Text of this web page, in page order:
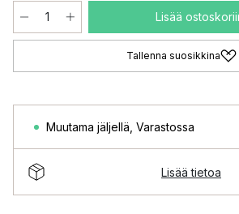
Lisää
Tallenna suosikkina
Muutama jäljellä Varastossa
Lisää tietoa